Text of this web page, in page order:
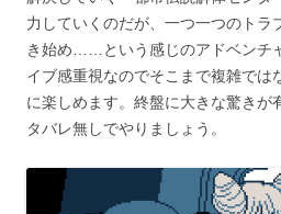
力していくのだが、一つ一つのトラ
き始め……という感じのアドベンチ
イブ感重視なのでそこまで複雑では
に楽しめます。終盤に大きな驚きが
タバレ無しでやりましょう。